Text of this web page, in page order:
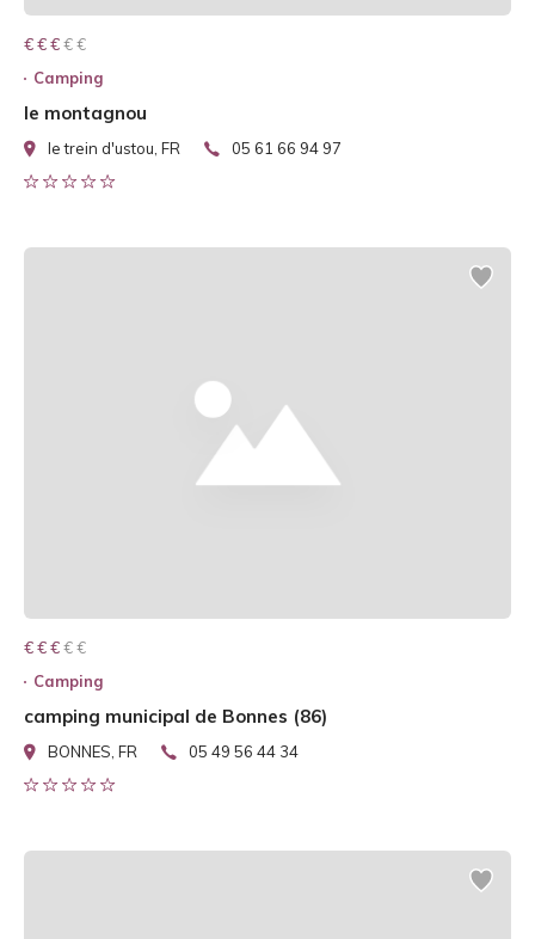
€ € € € €
€ € €
Camping
le montagnou
le trein d'ustou, FR 05 61 66 94 97
€ € € € €
€ € €
Camping
camping municipal de Bonnes (86)
BONNES, FR 05 49 56 44 34